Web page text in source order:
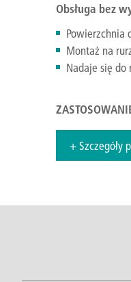
Obsługa bez
Powierzchnia
Montaż na
Nadaje się do
+ Szczegóły